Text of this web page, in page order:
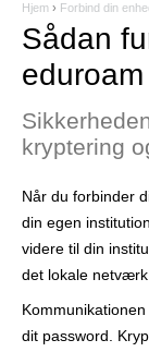
D
u
e
r
e
r
Hjem › Forbind din
Sådan
eduroam
kryptering
Når du forbinder
din egen
videre til din
det lokale
dit password.